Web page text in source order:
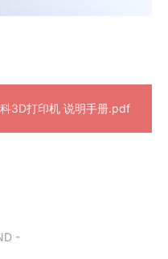
3D打印机 说明手册.pdf
-